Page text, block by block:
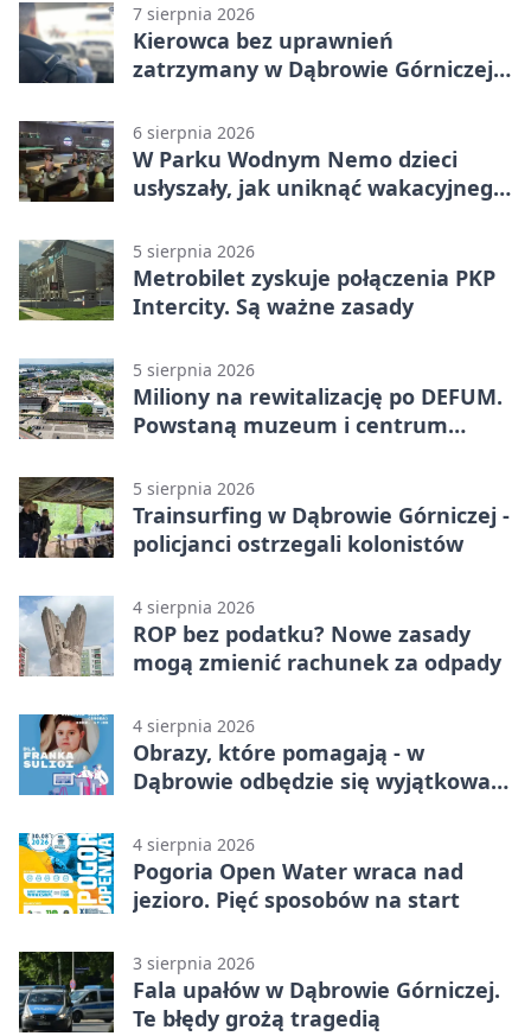
7 sierpnia 2026
Kierowca bez uprawnień
zatrzymany w Dąbrowie Górniczej.
6 sierpnia 2026
W Parku Wodnym Nemo dzieci
usłyszały, jak uniknąć wakacyjnego
5 sierpnia 2026
Metrobilet zyskuje połączenia PKP
Intercity. Są ważne zasady
5 sierpnia 2026
Miliony na rewitalizację po DEFUM.
Powstaną muzeum i centrum
5 sierpnia 2026
Trainsurfing w Dąbrowie Górniczej -
policjanci ostrzegali kolonistów
4 sierpnia 2026
ROP bez podatku? Nowe zasady
mogą zmienić rachunek za odpady
4 sierpnia 2026
Obrazy, które pomagają - w
Dąbrowie odbędzie się wyjątkowa
4 sierpnia 2026
Pogoria Open Water wraca nad
jezioro. Pięć sposobów na start
3 sierpnia 2026
Fala upałów w Dąbrowie Górniczej.
Te błędy grożą tragedią